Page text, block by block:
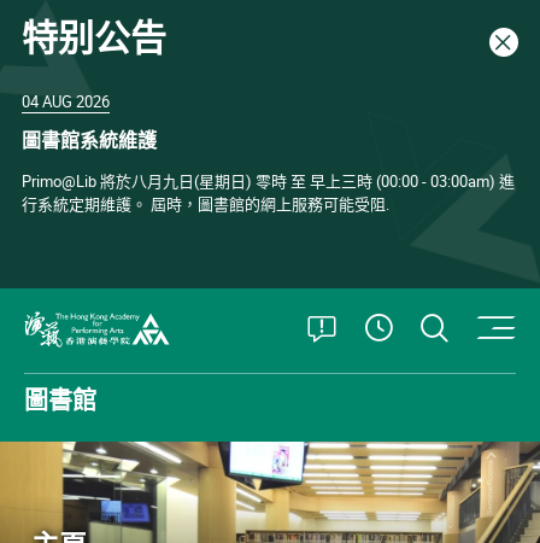
特别公告 關閉
04 AUG 2026
圖書館系統維護
Primo@Lib 將於八月九日(星期日) 零時 至 早上三時 (00:00 - 03:00am) 進
行系統定期維護。 屆時，圖書館的網上服務可能受阻.
打開特別公告
查看開放時
打開
圖書館